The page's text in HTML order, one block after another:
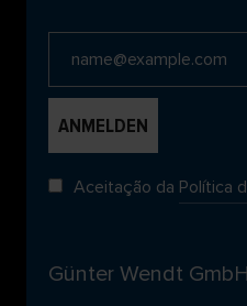
Aceitação da Política
Günter Wendt GmbH